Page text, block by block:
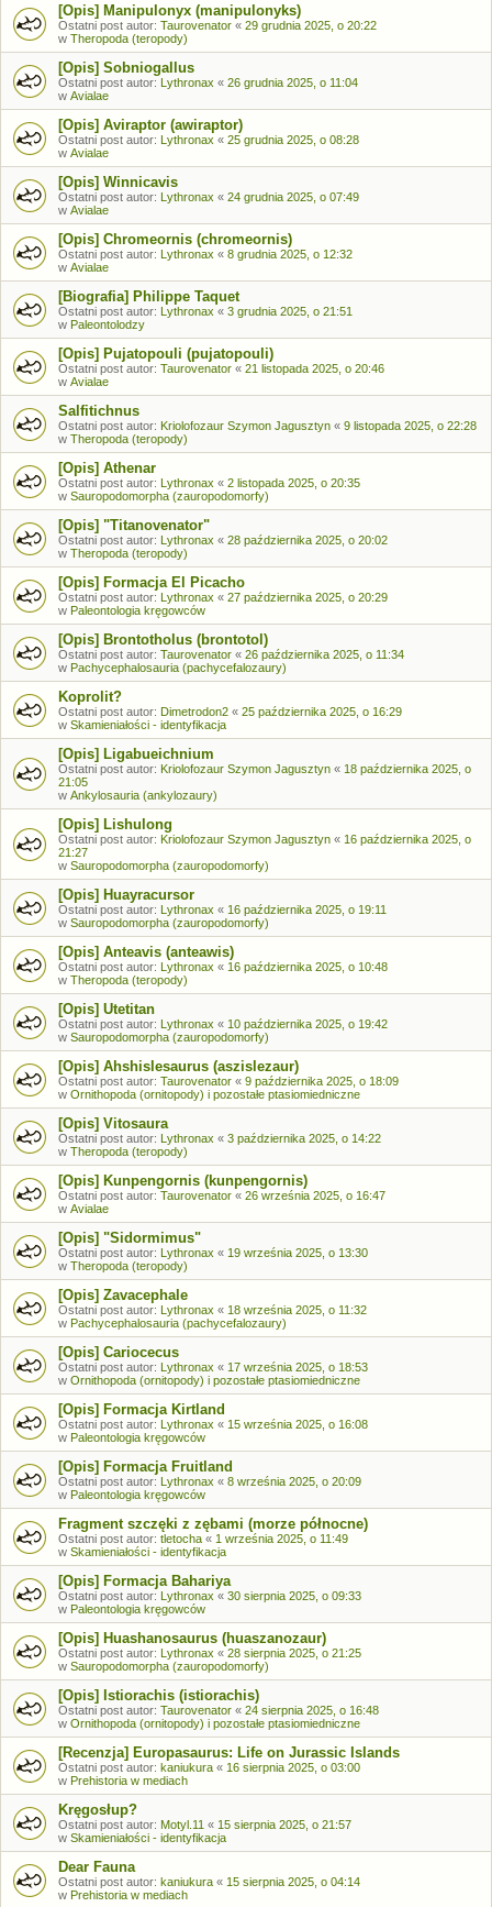
[Opis] Manipulonyx (manipulonyks)
Ostatni post autor: Taurovenator « 29 grudnia 2025, o 20:22
w Theropoda (teropody)
[Opis] Sobniogallus
Ostatni post autor: Lythronax « 26 grudnia 2025, o 11:04
w Avialae
[Opis] Aviraptor (awiraptor)
Ostatni post autor: Lythronax « 25 grudnia 2025, o 08:28
w Avialae
[Opis] Winnicavis
Ostatni post autor: Lythronax « 24 grudnia 2025, o 07:49
w Avialae
[Opis] Chromeornis (chromeornis)
Ostatni post autor: Lythronax « 8 grudnia 2025, o 12:32
w Avialae
[Biografia] Philippe Taquet
Ostatni post autor: Lythronax « 3 grudnia 2025, o 21:51
w Paleontolodzy
[Opis] Pujatopouli (pujatopouli)
Ostatni post autor: Taurovenator « 21 listopada 2025, o 20:46
w Avialae
Salfitichnus
Ostatni post autor: Kriolofozaur Szymon Jagusztyn « 9 listopada 2025, o 22:28
w Theropoda (teropody)
[Opis] Athenar
Ostatni post autor: Lythronax « 2 listopada 2025, o 20:35
w Sauropodomorpha (zauropodomorfy)
[Opis] "Titanovenator"
Ostatni post autor: Lythronax « 28 października 2025, o 20:02
w Theropoda (teropody)
[Opis] Formacja El Picacho
Ostatni post autor: Lythronax « 27 października 2025, o 20:29
w Paleontologia kręgowców
[Opis] Brontotholus (brontotol)
Ostatni post autor: Taurovenator « 26 października 2025, o 11:34
w Pachycephalosauria (pachycefalozaury)
Koprolit?
Ostatni post autor: Dimetrodon2 « 25 października 2025, o 16:29
w Skamieniałości - identyfikacja
[Opis] Ligabueichnium
Ostatni post autor: Kriolofozaur Szymon Jagusztyn « 18 października 2025, o
21:05
w Ankylosauria (ankylozaury)
[Opis] Lishulong
Ostatni post autor: Kriolofozaur Szymon Jagusztyn « 16 października 2025, o
21:27
w Sauropodomorpha (zauropodomorfy)
[Opis] Huayracursor
Ostatni post autor: Lythronax « 16 października 2025, o 19:11
w Sauropodomorpha (zauropodomorfy)
[Opis] Anteavis (anteawis)
Ostatni post autor: Lythronax « 16 października 2025, o 10:48
w Theropoda (teropody)
[Opis] Utetitan
Ostatni post autor: Lythronax « 10 października 2025, o 19:42
w Sauropodomorpha (zauropodomorfy)
[Opis] Ahshislesaurus (aszislezaur)
Ostatni post autor: Taurovenator « 9 października 2025, o 18:09
w Ornithopoda (ornitopody) i pozostałe ptasiomiedniczne
[Opis] Vitosaura
Ostatni post autor: Lythronax « 3 października 2025, o 14:22
w Theropoda (teropody)
[Opis] Kunpengornis (kunpengornis)
Ostatni post autor: Taurovenator « 26 września 2025, o 16:47
w Avialae
[Opis] "Sidormimus"
Ostatni post autor: Lythronax « 19 września 2025, o 13:30
w Theropoda (teropody)
[Opis] Zavacephale
Ostatni post autor: Lythronax « 18 września 2025, o 11:32
w Pachycephalosauria (pachycefalozaury)
[Opis] Cariocecus
Ostatni post autor: Lythronax « 17 września 2025, o 18:53
w Ornithopoda (ornitopody) i pozostałe ptasiomiedniczne
[Opis] Formacja Kirtland
Ostatni post autor: Lythronax « 15 września 2025, o 16:08
w Paleontologia kręgowców
[Opis] Formacja Fruitland
Ostatni post autor: Lythronax « 8 września 2025, o 20:09
w Paleontologia kręgowców
Fragment szczęki z zębami (morze północne)
Ostatni post autor: tletocha « 1 września 2025, o 11:49
w Skamieniałości - identyfikacja
[Opis] Formacja Bahariya
Ostatni post autor: Lythronax « 30 sierpnia 2025, o 09:33
w Paleontologia kręgowców
[Opis] Huashanosaurus (huaszanozaur)
Ostatni post autor: Lythronax « 28 sierpnia 2025, o 21:25
w Sauropodomorpha (zauropodomorfy)
[Opis] Istiorachis (istiorachis)
Ostatni post autor: Taurovenator « 24 sierpnia 2025, o 16:48
w Ornithopoda (ornitopody) i pozostałe ptasiomiedniczne
[Recenzja] Europasaurus: Life on Jurassic Islands
Ostatni post autor: kaniukura « 16 sierpnia 2025, o 03:00
w Prehistoria w mediach
Kręgosłup?
Ostatni post autor: Motyl.11 « 15 sierpnia 2025, o 21:57
w Skamieniałości - identyfikacja
Dear Fauna
Ostatni post autor: kaniukura « 15 sierpnia 2025, o 04:14
w Prehistoria w mediach